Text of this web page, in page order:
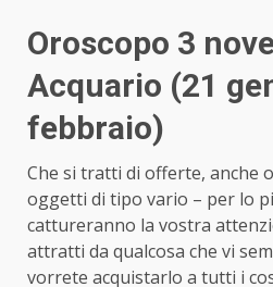
Oroscopo 3
Acquario (21
febbraio)
Che si tratti di offerte, anche
oggetti di tipo vario – per lo
cattureranno la vostra
attratti da qualcosa che vi
vorrete acquistarlo a tutti i